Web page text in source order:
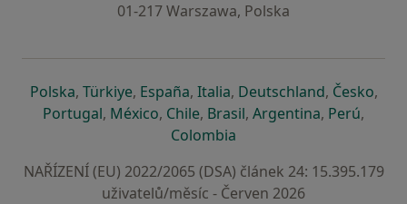
01-217 Warszawa, Polska
Polskase otevře v nové záložce
, Türkiyese otevře v nové záložce
, Españase otevře v nové záložce
, Italiase otevře v nové záložce
, Deutschlandse otevře v
, Českose
,
Portugalse otevře v nové záložce
, Méxicose otevře v nové záložce
, Chilese otevře v nové záložce
, Brasilse otevře v nové
, Argentinase otevře v
, Perúse
,
Colombia
NAŘÍZENÍ (EU) 2022/2065 (DSA) článek 24: 15.395.179
uživatelů/měsíc - Červen 2026